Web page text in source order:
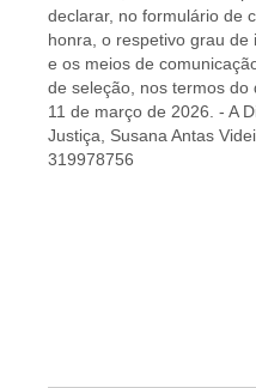
declarar, no formulário de
honra, o respetivo grau de
e os meios de
de seleção, nos termos do
11 de março de 2026. - A
Justiça, Susana Antas
319978756